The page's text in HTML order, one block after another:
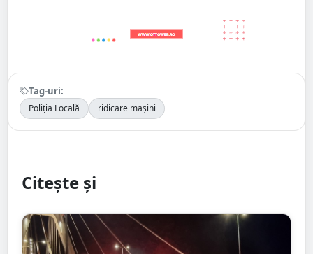
Tag-uri:
Poliția Locală ridicare mașini
Citește și